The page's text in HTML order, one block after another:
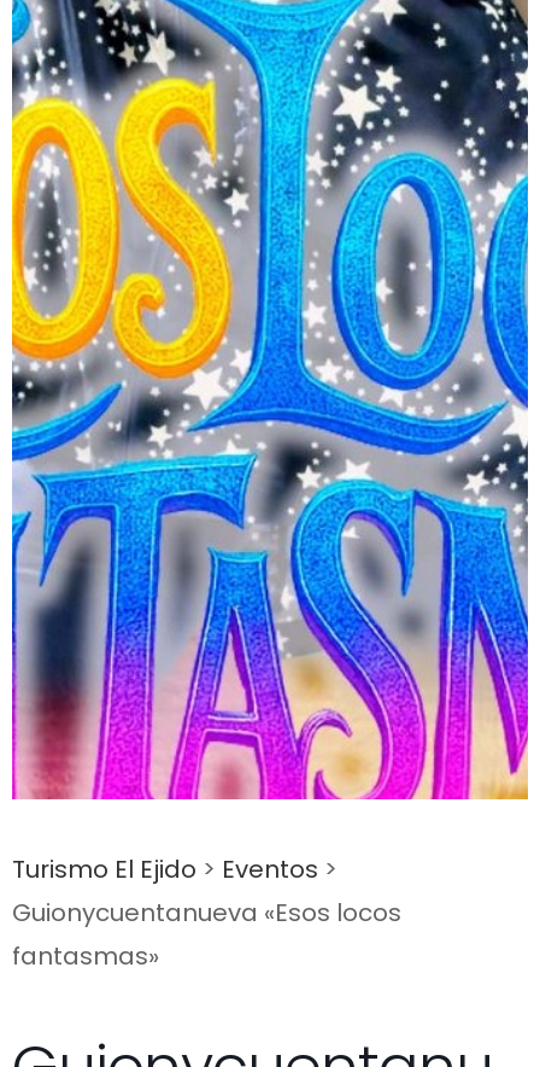
Turismo El Ejido > Eventos >
Guionycuentanueva «Esos locos
fantasmas»